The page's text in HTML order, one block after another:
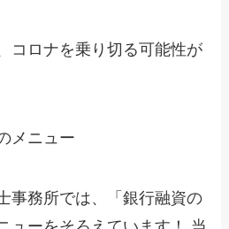
コロナを乗り切る可能性が
メニュー
事務所では、「銀行融資の